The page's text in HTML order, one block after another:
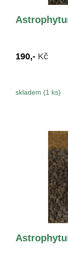
190,- Kč
skladem (1 ks)